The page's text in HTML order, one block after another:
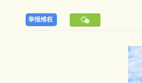
举报维权